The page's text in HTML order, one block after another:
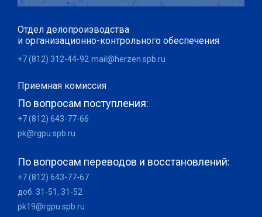
Отдел делопроизводства
и организационно-контрольного обеспечения
+7 (812) 312-44-92 mail@herzen.spb.ru
Приемная комиссия
По вопросам поступления:
+7 (812) 643-77-66
pk@rgpu.spb.ru
По вопросам переводов и восстановлений:
+7 (812) 643-77-67
доб. 31-51, 31-52
pk19@rgpu.spb.ru